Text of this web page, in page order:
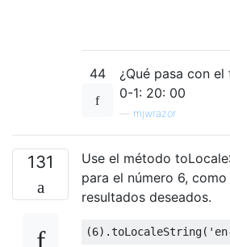
44
¿Qué pasa con
0-1: 20: 00
mjwrazor
131
Use el método
para el número 6,
resultados deseados.
(6).toLocaleString(